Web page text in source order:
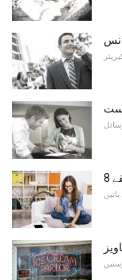
8
باتیں